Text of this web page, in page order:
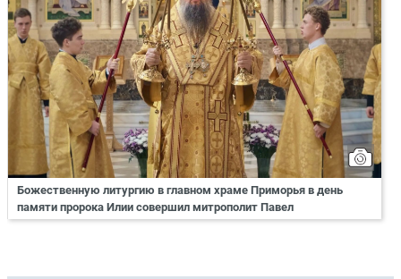
Божественную литургию в главном храме Приморья в день
памяти пророка Илии совершил митрополит Павел